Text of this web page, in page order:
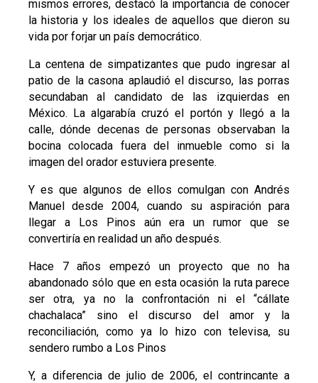
mismos errores, destacó la importancia de conocer
la historia y los ideales de aquellos que dieron su
vida por forjar un país democrático.
La centena de simpatizantes que pudo ingresar al
patio de la casona aplaudió el discurso, las porras
secundaban al candidato de las izquierdas en
México. La algarabía cruzó el portón y llegó a la
calle, dónde decenas de personas observaban la
bocina colocada fuera del inmueble como si la
imagen del orador estuviera presente.
Y es que algunos de ellos comulgan con Andrés
Manuel desde 2004, cuando su aspiración para
llegar a Los Pinos aún era un rumor que se
convertiría en realidad un año después.
Hace 7 años empezó un proyecto que no ha
abandonado sólo que en esta ocasión la ruta parece
ser otra, ya no la confrontación ni el “cállate
chachalaca” sino el discurso del amor y la
reconciliación, como ya lo hizo con televisa, su
sendero rumbo a Los Pinos
Y, a diferencia de julio de 2006, el contrincante a